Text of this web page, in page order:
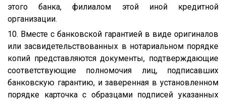
этого банка, филиалом этой иной кредитной
организации.
10. Вместе с банковской гарантией в виде оригиналов
или засвидетельствованных в нотариальном порядке
копий представляются документы, подтверждающие
соответствующие полномочия лиц, подписавших
банковскую гарантию, и заверенная в установленном
порядке карточка с образцами подписей указанных